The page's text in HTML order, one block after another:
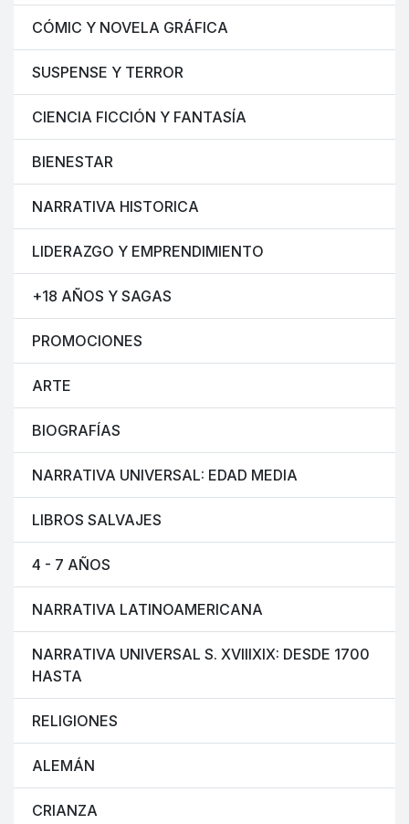
CÓMIC Y NOVELA GRÁFICA
SUSPENSE Y TERROR
CIENCIA FICCIÓN Y FANTASÍA
BIENESTAR
NARRATIVA HISTORICA
LIDERAZGO Y EMPRENDIMIENTO
+18 AÑOS Y SAGAS
PROMOCIONES
ARTE
BIOGRAFÍAS
NARRATIVA UNIVERSAL: EDAD MEDIA
LIBROS SALVAJES
4 - 7 AÑOS
NARRATIVA LATINOAMERICANA
NARRATIVA UNIVERSAL S. XVIIIXIX: DESDE 1700
HASTA
RELIGIONES
ALEMÁN
CRIANZA